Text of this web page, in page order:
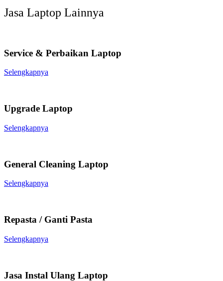
Jasa Laptop Lainnya
Service & Perbaikan Laptop
Selengkapnya
Upgrade Laptop
Selengkapnya
General Cleaning Laptop
Selengkapnya
Repasta / Ganti Pasta
Selengkapnya
Jasa Instal Ulang Laptop